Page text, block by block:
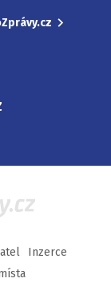
Inzerce